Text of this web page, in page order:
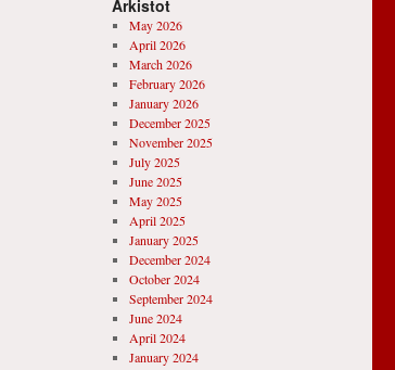
Arkistot
May 2026
April 2026
March 2026
February 2026
January 2026
December 2025
November 2025
July 2025
June 2025
May 2025
April 2025
January 2025
December 2024
October 2024
September 2024
June 2024
April 2024
January 2024